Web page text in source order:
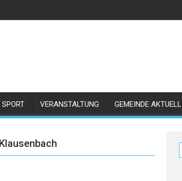
SPORT VERANSTALTUNG GEMEINDE AKTUELL